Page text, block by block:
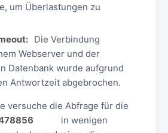
um Überlastungen zu
Die Verbindung
Webserver und der
Datenbank wurde aufgrund
Antwortzeit abgebrochen.
versuche die Abfrage für die
in wenigen